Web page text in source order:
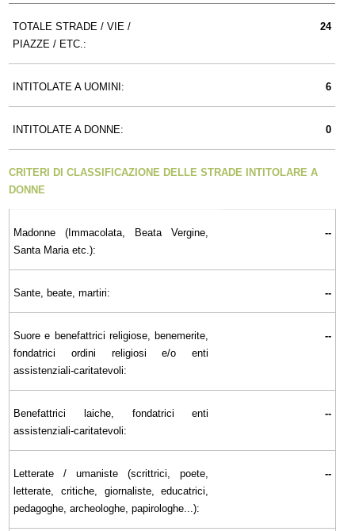
TOTALE STRADE / VIE /
PIAZZE / ETC.:
24
INTITOLATE A UOMINI: 6
INTITOLATE A DONNE: 0
CRITERI DI CLASSIFICAZIONE DELLE STRADE INTITOLARE A
DONNE
Madonne (Immacolata, Beata Vergine,
Santa Maria etc.):
--
Sante, beate, martiri: --
Suore e benefattrici religiose, benemerite,
fondatrici ordini religiosi e/o enti
assistenziali-caritatevoli:
--
Benefattrici laiche, fondatrici enti
assistenziali-caritatevoli:
--
Letterate / umaniste (scrittrici, poete,
letterate, critiche, giornaliste, educatrici,
pedagoghe, archeologhe, papirologhe...):
--